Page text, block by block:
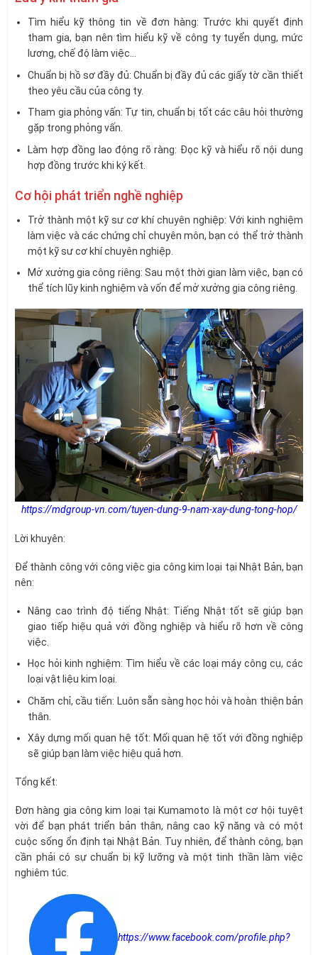
Tìm hiểu kỹ thông tin về đơn hàng: Trước khi quyết định
tham gia, bạn nên tìm hiểu kỹ về công ty tuyển dụng, mức
lương, chế độ làm việc…
Chuẩn bị hồ sơ đầy đủ: Chuẩn bị đầy đủ các giấy tờ cần thiết
theo yêu cầu của công ty.
Tham gia phỏng vấn: Tự tin, chuẩn bị tốt các câu hỏi thường
gặp trong phỏng vấn.
Làm hợp đồng lao động rõ ràng: Đọc kỹ và hiểu rõ nội dung
hợp đồng trước khi ký kết.
Cơ hội phát triển nghề nghiệp
Trở thành một kỹ sư cơ khí chuyên nghiệp: Với kinh nghiệm
làm việc và các chứng chỉ chuyên môn, bạn có thể trở thành
một kỹ sư cơ khí chuyên nghiệp.
Mở xưởng gia công riêng: Sau một thời gian làm việc, bạn có
thể tích lũy kinh nghiệm và vốn để mở xưởng gia công riêng.
https://mdgroup-vn.com/tuyen-dung-9-nam-xay-dung-tong-hop/
Lời khuyên:
Để thành công với công việc gia công kim loại tại Nhật Bản, bạn
nên:
Nâng cao trình độ tiếng Nhật: Tiếng Nhật tốt sẽ giúp bạn
giao tiếp hiệu quả với đồng nghiệp và hiểu rõ hơn về công
việc.
Học hỏi kinh nghiệm: Tìm hiểu về các loại máy công cụ, các
loại vật liệu kim loại.
Chăm chỉ, cầu tiến: Luôn sẵn sàng học hỏi và hoàn thiện bản
thân.
Xây dựng mối quan hệ tốt: Mối quan hệ tốt với đồng nghiệp
sẽ giúp bạn làm việc hiệu quả hơn.
Tổng kết:
Đơn hàng gia công kim loại tại Kumamoto là một cơ hội tuyệt
vời để bạn phát triển bản thân, nâng cao kỹ năng và có một
cuộc sống ổn định tại Nhật Bản. Tuy nhiên, để thành công, bạn
cần phải có sự chuẩn bị kỹ lưỡng và một tinh thần làm việc
nghiêm túc.
https://www.facebook.com/profile.php?